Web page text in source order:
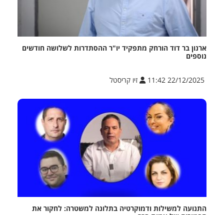
ארנון בר דוד הורחק מתפקיד יו"ר ההסתדרות לשלושה חודשים
נוספים
22/12/2025 11:42 זיו קריסטל
התנועה למשילות ודמוקרטיה בתלונה למשטרה: לחקור את